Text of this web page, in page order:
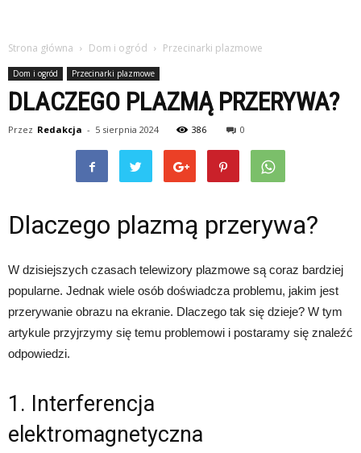
Strona główna Dom i ogród Przecinarki plazmowe
Dom i ogród Przecinarki plazmowe
DLACZEGO PLAZMĄ PRZERYWA?
Przez Redakcja - 5 sierpnia 2024 386 0
Dlaczego plazmą przerywa?
W dzisiejszych czasach telewizory plazmowe są coraz bardziej
popularne. Jednak wiele osób doświadcza problemu, jakim jest
przerywanie obrazu na ekranie. Dlaczego tak się dzieje? W tym
artykule przyjrzymy się temu problemowi i postaramy się znaleźć
odpowiedzi.
1. Interferencja
elektromagnetyczna